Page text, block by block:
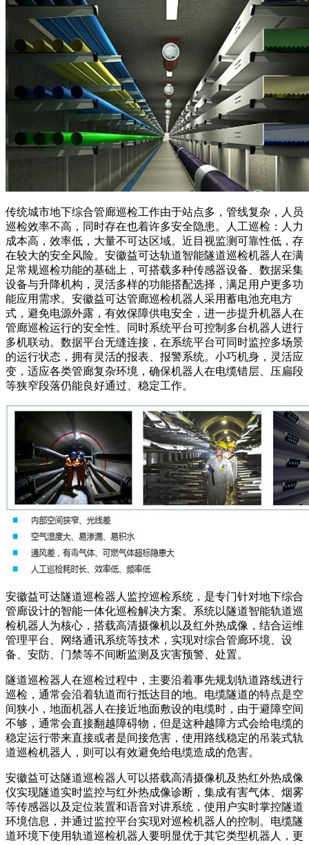
传统城市地下综合管廊巡检工作由于站点多，管线复杂，人员
巡检效率不高，同时存在也着许多安全隐患。人工巡检：人力
成本高，效率低，大量不可达区域。近目视监测可靠性低，存
在较大的安全风险。安徽益可达轨道智能隧道巡检机器人在满
足常规巡检功能的基础上，可搭载多种传感器设备、数据采集
设备与升降机构，灵活多样的功能搭配选择，满足用户更多功
能应用需求。安徽益可达管廊巡检机器人采用蓄电池充电方
式，避免电源外露，有效保障供电安全，进一步提升机器人在
管廊巡检运行的安全性。同时系统平台可控制多台机器人进行
多机联动。数据平台无缝连接，在系统平台可同时监控多场景
的运行状态，拥有灵活的报表、报警系统。小巧机身，灵活应
变，适应各类管廊复杂环境，确保机器人在电缆错层、压扁段
等狭窄段落仍能良好通过、稳定工作。
安徽益可达隧道巡检器人监控巡检系统，是专门针对地下综合
管廊设计的智能一体化巡检解决方案。系统以隧道智能轨道巡
检机器人为核心，搭载高清摄像机以及红外热成像，结合运维
管理平台、网络通讯系统等技术，实现对综合管廊环境、设
备、安防、门禁等不间断监测及灾害预警、处置。
隧道巡检器人在巡检过程中，主要沿着事先规划轨道路线进行
巡检，通常会沿着轨道而行抵达目的地。电缆隧道的特点是空
间狭小，地面机器人在接近地面敷设的电缆时，由于避障空间
不够，通常会直接翻越障碍物，但是这种越障方式会给电缆的
稳定运行带来直接或者是间接危害，使用路线稳定的吊装式轨
道巡检机器人，则可以有效避免给电缆造成的危害。
安徽益可达隧道巡检器人可以搭载高清摄像机及热红外热成像
仪实现隧道实时监控与红外热成像诊断，集成有害气体、烟雾
等传感器以及定位装置和语音对讲系统，使用户实时掌控隧道
环境信息，并通过监控平台实现对巡检机器人的控制。电缆隧
道环境下使用轨道巡检机器人要明显优于其它类型机器人，更